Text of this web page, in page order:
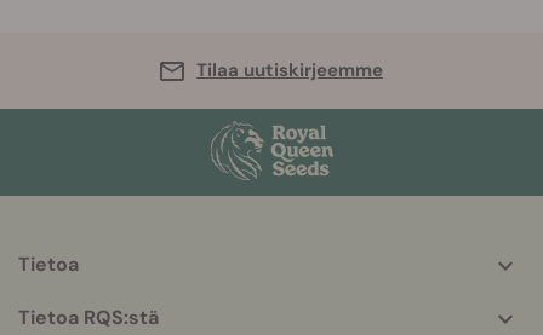
Tilaa uutiskirjeemme
info
Tietoa
Tietoa RQS:stä